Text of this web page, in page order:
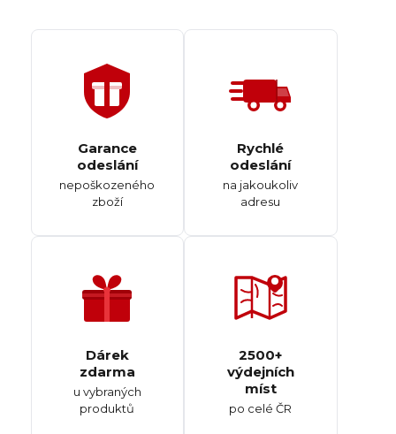
Garance
odeslání
nepoškozeného
zboží
Rychlé
odeslání
na jakoukoliv
adresu
Dárek
zdarma
u vybraných
produktů
2500+
výdejních
míst
po celé ČR